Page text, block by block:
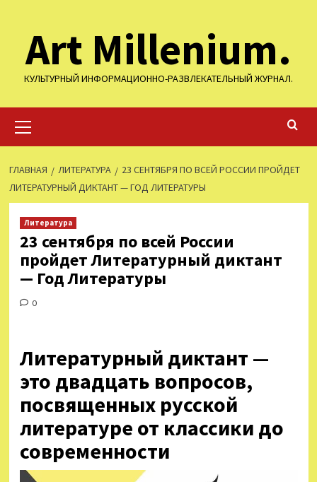
содержимому
Art Millenium.
КУЛЬТУРНЫЙ ИНФОРМАЦИОННО-РАЗВЛЕКАТЕЛЬНЫЙ ЖУРНАЛ.
меню
ГЛАВНАЯ ЛИТЕРАТУРА
23 СЕНТЯБРЯ ПО ВСЕЙ РОССИИ ПРОЙДЕТ
ЛИТЕРАТУРНЫЙ ДИКТАНТ — ГОД ЛИТЕРАТУРЫ
Литература
23 сентября по всей России
пройдет Литературный диктант
— Год Литературы
0
Литературный диктант —
это двадцать вопросов,
посвященных русской
литературе от классики до
современности